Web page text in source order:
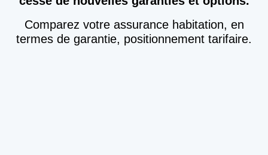
Comparez votre assurance habitation, en
termes de garantie, positionnement tarifaire.